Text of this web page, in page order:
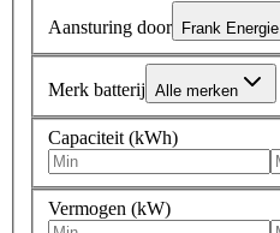
Aansturing door Frank Energie
Merk batterij Alle merken
Capaciteit (kWh)
Vermogen (kW)